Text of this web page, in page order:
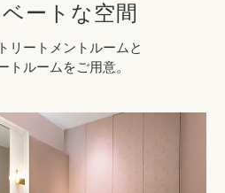
ートな空間
リートメントルームと
トルームをご用意。